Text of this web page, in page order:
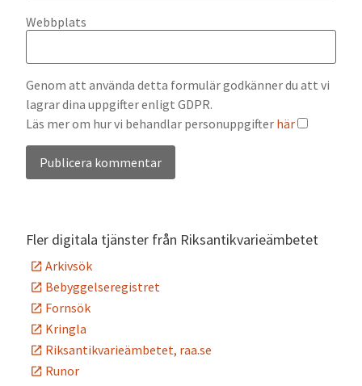
Webbplats
Genom att använda detta formulär godkänner du att vi
lagrar dina uppgifter enligt GDPR.
Läs mer om hur vi behandlar personuppgifter här
Fler digitala tjänster från Riksantikvarieämbetet
Arkivsök
Bebyggelseregistret
Fornsök
Kringla
Riksantikvarieämbetet, raa.se
Runor